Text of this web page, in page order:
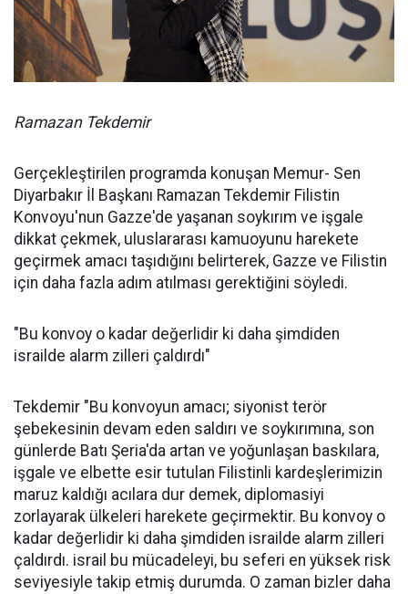
Ramazan Tekdemir
Gerçekleştirilen programda konuşan Memur- Sen
Diyarbakır İl Başkanı Ramazan Tekdemir Filistin
Konvoyu'nun Gazze'de yaşanan soykırım ve işgale
dikkat çekmek, uluslararası kamuoyunu harekete
geçirmek amacı taşıdığını belirterek, Gazze ve Filistin
için daha fazla adım atılması gerektiğini söyledi.
"Bu konvoy o kadar değerlidir ki daha şimdiden
israilde alarm zilleri çaldırdı"
Tekdemir "Bu konvoyun amacı; siyonist terör
şebekesinin devam eden saldırı ve soykırımına, son
günlerde Batı Şeria'da artan ve yoğunlaşan baskılara,
işgale ve elbette esir tutulan Filistinli kardeşlerimizin
maruz kaldığı acılara dur demek, diplomasiyi
zorlayarak ülkeleri harekete geçirmektir. Bu konvoy o
kadar değerlidir ki daha şimdiden israilde alarm zilleri
çaldırdı. israil bu mücadeleyi, bu seferi en yüksek risk
seviyesiyle takip etmiş durumda. O zaman bizler daha